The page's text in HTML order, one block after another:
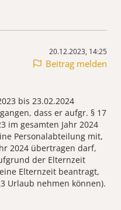
20.12.2023, 14:25
Beitrag melden
bis 23.02.2024
dass er aufgr. § 17
im gesamten Jahr 2024
Personalabteilung mit,
2024 übertragen darf,
der Elternzeit
Elternzeit beantragt,
Urlaub nehmen können).